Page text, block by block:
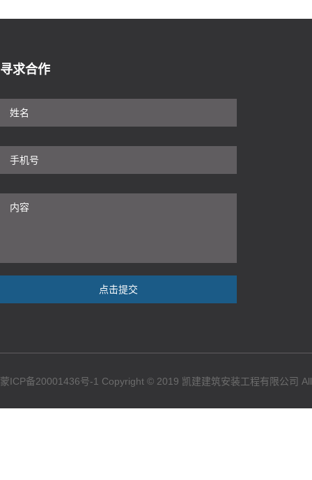
寻求合作
点击提交
蒙ICP备20001436号-1 Copyright © 2019 凯建建筑安装工程有限公司